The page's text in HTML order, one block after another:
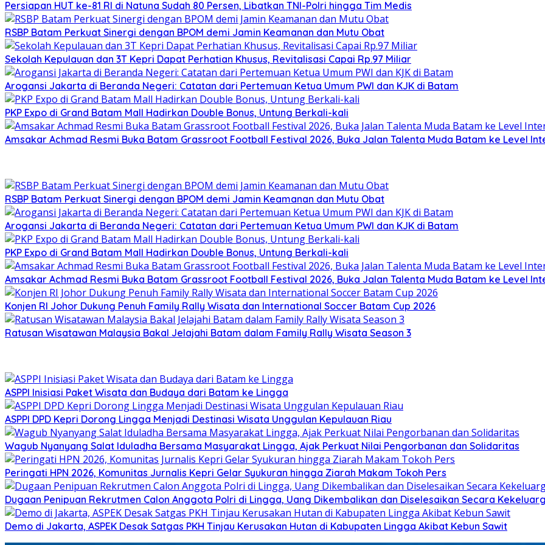
Persiapan HUT ke-81 RI di Natuna Sudah 80 Persen, Libatkan TNI-Polri hingga Tim Medis
RSBP Batam Perkuat Sinergi dengan BPOM demi Jamin Keamanan dan Mutu Obat
Sekolah Kepulauan dan 3T Kepri Dapat Perhatian Khusus, Revitalisasi Capai Rp.97 Miliar
Arogansi Jakarta di Beranda Negeri: Catatan dari Pertemuan Ketua Umum PWI dan KJK di Batam
PKP Expo di Grand Batam Mall Hadirkan Double Bonus, Untung Berkali-kali
Amsakar Achmad Resmi Buka Batam Grassroot Football Festival 2026, Buka Jalan Talenta Muda Batam ke Level
RSBP Batam Perkuat Sinergi dengan BPOM demi Jamin Keamanan dan Mutu Obat
Arogansi Jakarta di Beranda Negeri: Catatan dari Pertemuan Ketua Umum PWI dan KJK di Batam
PKP Expo di Grand Batam Mall Hadirkan Double Bonus, Untung Berkali-kali
Amsakar Achmad Resmi Buka Batam Grassroot Football Festival 2026, Buka Jalan Talenta Muda Batam ke Level
Konjen RI Johor Dukung Penuh Family Rally Wisata dan International Soccer Batam Cup 2026
Ratusan Wisatawan Malaysia Bakal Jelajahi Batam dalam Family Rally Wisata Season 3
ASPPI Inisiasi Paket Wisata dan Budaya dari Batam ke Lingga
ASPPI DPD Kepri Dorong Lingga Menjadi Destinasi Wisata Unggulan Kepulauan Riau
Wagub Nyanyang Salat Iduladha Bersama Masyarakat Lingga, Ajak Perkuat Nilai Pengorbanan dan Solidaritas
Peringati HPN 2026, Komunitas Jurnalis Kepri Gelar Syukuran hingga Ziarah Makam Tokoh Pers
Dugaan Penipuan Rekrutmen Calon Anggota Polri di Lingga, Uang Dikembalikan dan Diselesaikan Secara
Demo di Jakarta, ASPEK Desak Satgas PKH Tinjau Kerusakan Hutan di Kabupaten Lingga Akibat Kebun Sawit